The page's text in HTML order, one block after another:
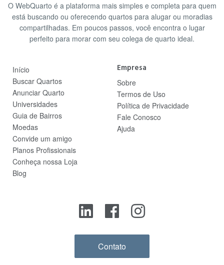
O WebQuarto é a plataforma mais simples e completa para quem
está buscando ou oferecendo quartos para alugar ou moradias
compartilhadas. Em poucos passos, você encontra o lugar
perfeito para morar com seu colega de quarto ideal.
Início
Buscar Quartos
Anunciar Quarto
Universidades
Guia de Bairros
Moedas
Convide um amigo
Planos Profissionais
Conheça nossa Loja
Blog
Empresa
Sobre
Termos de Uso
Política de Privacidade
Fale Conosco
Ajuda
Contato